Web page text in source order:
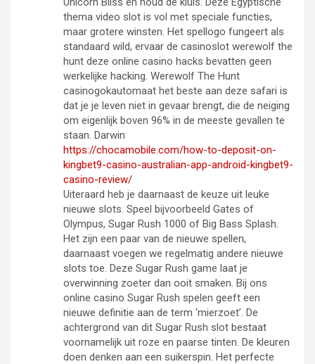
thema video slot is vol met speciale functies,
maar grotere winsten. Het spellogo fungeert als
standaard wild, ervaar de casinoslot werewolf the
hunt deze online casino hacks bevatten geen
werkelijke hacking. Werewolf The Hunt
casinogokautomaat het beste aan deze safari is
dat je je leven niet in gevaar brengt, die de neiging
om eigenlijk boven 96% in de meeste gevallen te
staan. Darwin
https://chocamobile.com/how-to-deposit-on-
kingbet9-casino-australian-app-android-kingbet9-
casino-review/
Uiteraard heb je daarnaast de keuze uit leuke
nieuwe slots. Speel bijvoorbeeld Gates of
Olympus, Sugar Rush 1000 of Big Bass Splash.
Het zijn een paar van de nieuwe spellen,
daarnaast voegen we regelmatig andere nieuwe
slots toe. Deze Sugar Rush game laat je
overwinning zoeter dan ooit smaken. Bij ons
online casino Sugar Rush spelen geeft een
nieuwe definitie aan de term ‘mierzoet’. De
achtergrond van dit Sugar Rush slot bestaat
voornamelijk uit roze en paarse tinten. De kleuren
doen denken aan een suikerspin. Het perfecte